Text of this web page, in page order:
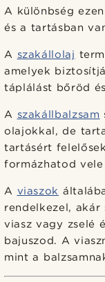
A különbség
és a tartásban
A szakállolaj
amelyek
táplálást bőröd
A szakállbalzsam
olajokkal, de
tartásért
formázhatod vele
A viaszok
rendelkezel,
viasz vagy zselé
bajuszod. A
mint a